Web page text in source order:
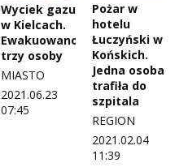
Wyciek gazu
w Kielcach.
Ewakuowano
trzy osoby
MIASTO
2021.06.23
07:45
Pożar w
hotelu
Łuczyński w
Końskich.
Jedna osoba
trafiła do
szpitala
REGION
2021.02.04
11:39